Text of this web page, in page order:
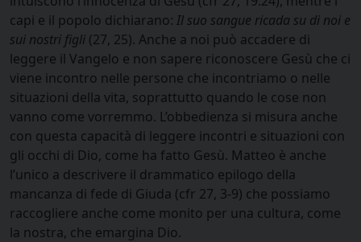
capi e il popolo dichiarano: Il suo sangue ricada su di noi e
sui nostri figli (27, 25). Anche a noi può accadere di
leggere il Vangelo e non sapere riconoscere Gesù che ci
viene incontro nelle persone che incontriamo o nelle
situazioni della vita, soprattutto quando le cose non
vanno come vorremmo. L’obbedienza si misura anche
con questa capacità di leggere incontri e situazioni con
gli occhi di Dio, come ha fatto Gesù. Matteo è anche
l’unico a descrivere il drammatico epilogo della
mancanza di fede di Giuda (cfr 27, 3-9) che possiamo
raccogliere anche come monito per una cultura, come
la nostra, che emargina Dio.